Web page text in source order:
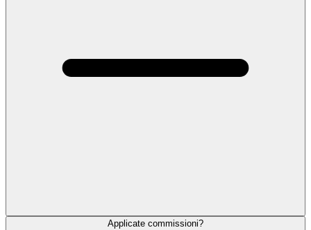
Applicate commissioni?